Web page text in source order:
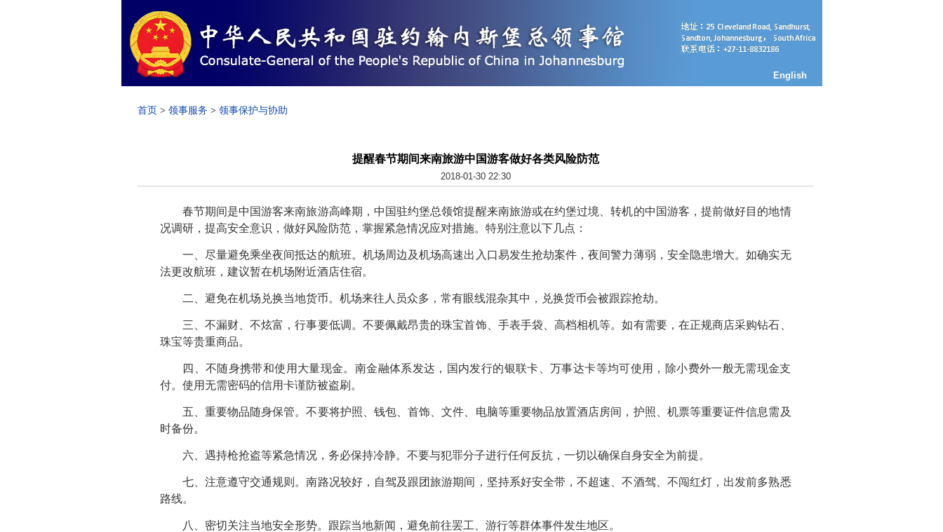
English
首页 > 领事服务 > 领事保护与协助
提醒春节期间来南旅游中国游客做好各类风险防范
2018-01-30 22:30
春节期间是中国游客来南旅游高峰期，中国驻约堡总领馆提醒来南旅游或在约堡过境、转机的中国游客，提前做好目的地情
况调研，提高安全意识，做好风险防范，掌握紧急情况应对措施。特别注意以下几点：
一、尽量避免乘坐夜间抵达的航班。机场周边及机场高速出入口易发生抢劫案件，夜间警力薄弱，安全隐患增大。如确实无
法更改航班，建议暂在机场附近酒店住宿。
二、避免在机场兑换当地货币。机场来往人员众多，常有眼线混杂其中，兑换货币会被跟踪抢劫。
三、不漏财、不炫富，行事要低调。不要佩戴昂贵的珠宝首饰、手表手袋、高档相机等。如有需要，在正规商店采购钻石、
珠宝等贵重商品。
四、不随身携带和使用大量现金。南金融体系发达，国内发行的银联卡、万事达卡等均可使用，除小费外一般无需现金支
付。使用无需密码的信用卡谨防被盗刷。
五、重要物品随身保管。不要将护照、钱包、首饰、文件、电脑等重要物品放置酒店房间，护照、机票等重要证件信息需及
时备份。
六、遇持枪抢盗等紧急情况，务必保持冷静。不要与犯罪分子进行任何反抗，一切以确保自身安全为前提。
七、注意遵守交通规则。南路况较好，自驾及跟团旅游期间，坚持系好安全带，不超速、不酒驾、不闯红灯，出发前多熟悉
路线。
八、密切关注当地安全形势。跟踪当地新闻，避免前往罢工、游行等群体事件发生地区。